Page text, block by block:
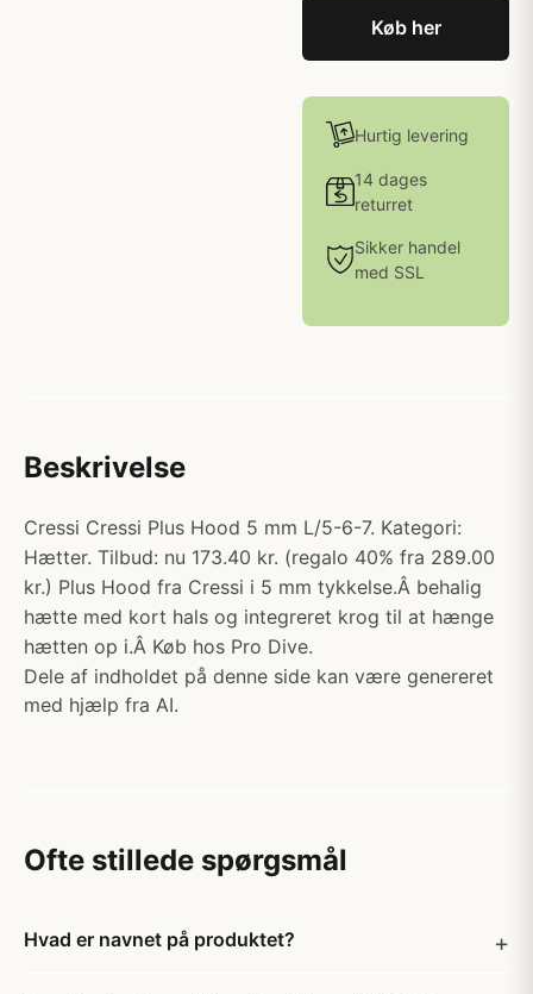
Køb her
Hurtig levering
14 dages
returret
Sikker handel
med SSL
Beskrivelse
Cressi Cressi Plus Hood 5 mm L/5-6-7. Kategori:
Hætter. Tilbud: nu 173.40 kr. (regalo 40% fra 289.00
kr.) Plus Hood fra Cressi i 5 mm tykkelse.Â behalig
hætte med kort hals og integreret krog til at hænge
hætten op i.Â Køb hos Pro Dive.
Dele af indholdet på denne side kan være genereret
med hjælp fra AI.
Ofte stillede spørgsmål
Hvad er navnet på produktet?